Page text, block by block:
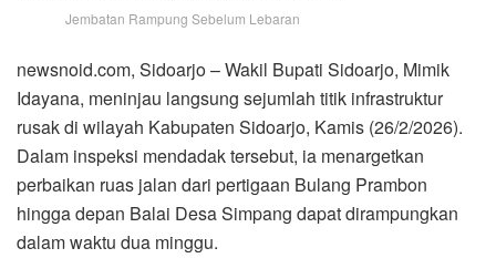
Jembatan Rampung Sebelum Lebaran
newsnoid.com, Sidoarjo – Wakil Bupati Sidoarjo, Mimik
Idayana, meninjau langsung sejumlah titik infrastruktur
rusak di wilayah Kabupaten Sidoarjo, Kamis (26/2/2026).
Dalam inspeksi mendadak tersebut, ia menargetkan
perbaikan ruas jalan dari pertigaan Bulang Prambon
hingga depan Balai Desa Simpang dapat dirampungkan
dalam waktu dua minggu.